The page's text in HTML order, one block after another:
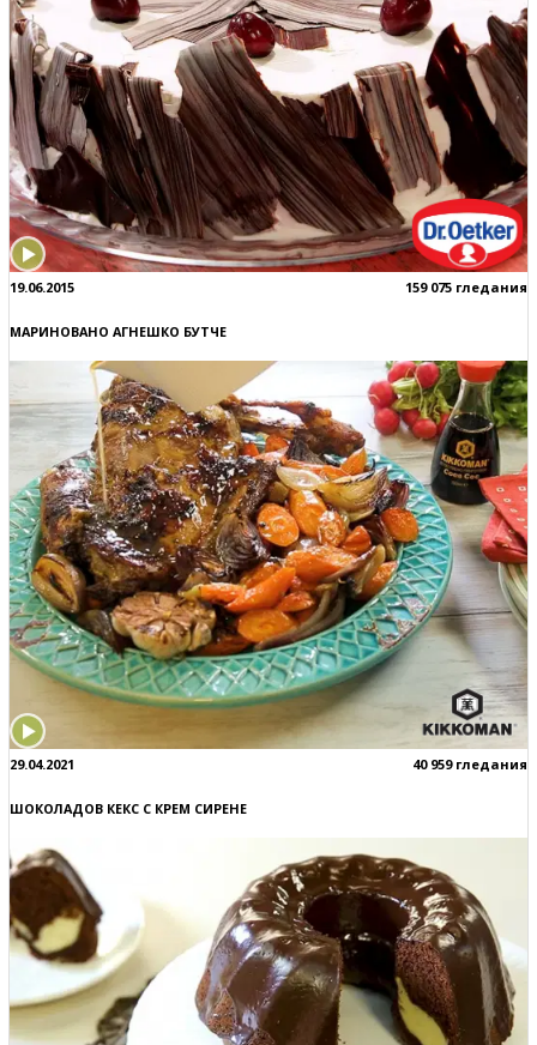
19.06.2015 159 075 гледания
МАРИНОВАНО АГНЕШКО БУТЧЕ
29.04.2021 40 959 гледания
ШОКОЛАДОВ КЕКС С КРЕМ СИРЕНЕ